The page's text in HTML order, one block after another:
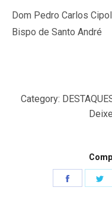
Dom Pedro Carlos
Bispo de Santo André
Category: